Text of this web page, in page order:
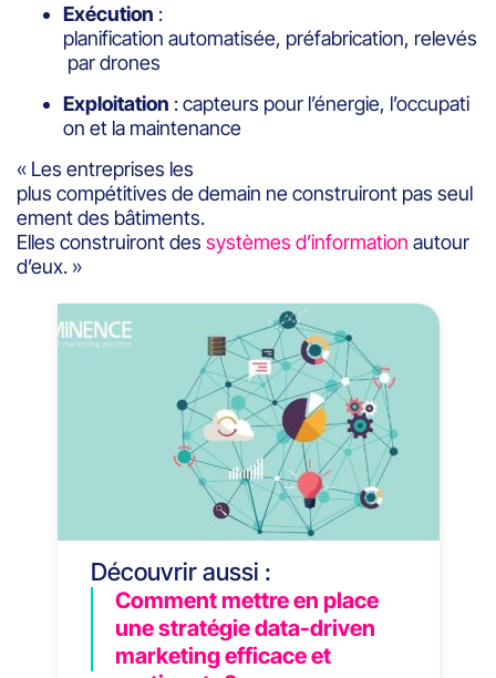
Exécution :
planification automatisée, préfabrication, relevés
par drones
Exploitation : capteurs pour l’énergie, l’occupati
on et la maintenance
« Les entreprises les
plus compétitives de demain ne construiront pas seul
ement des bâtiments.
Elles construiront des systèmes d’information autour
d’eux. »
Découvrir aussi :
Comment mettre en place
une stratégie data-driven
marketing efficace et